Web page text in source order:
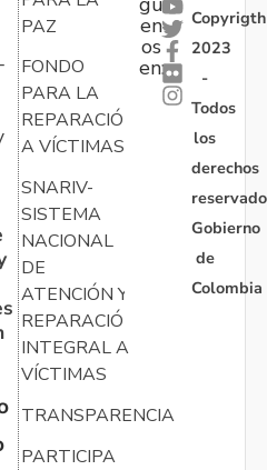
PAZ
FONDO
PARA LA
REPARACIÓN
A VÍCTIMAS
SNARIV-
SISTEMA
NACIONAL
DE
ATENCIÓN Y
REPARACIÓN
INTEGRAL A
VÍCTIMAS
TRANSPARENCIA
PARTICIPA
en
os
en:
Copyrigth
2023
-
Todos
los
derechos
Gobierno
de
Colombia